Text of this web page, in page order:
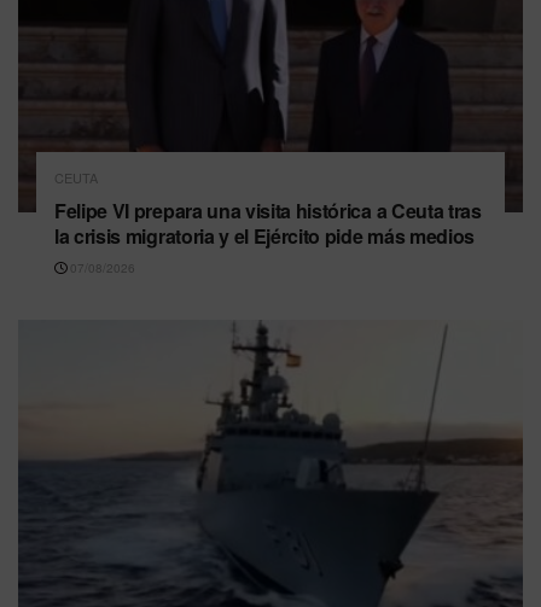
CEUTA
Felipe VI prepara una visita histórica a Ceuta tras
la crisis migratoria y el Ejército pide más medios
07/08/2026